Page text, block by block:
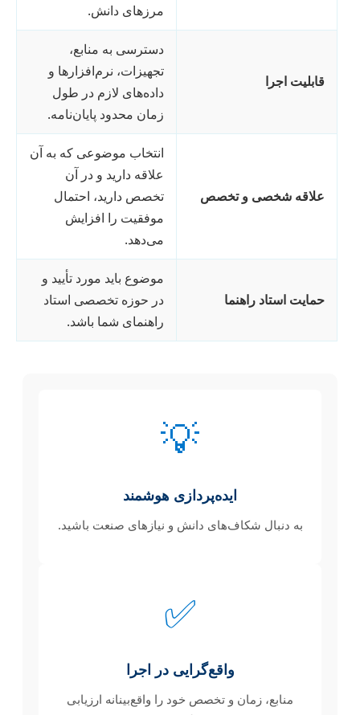
مرزهای دانش.
قابلیت اجرا
دسترسی به منابع،
تجهیزات، نرم‌افزارها و
داده‌های لازم در طول
زمان محدود پایان‌نامه.
علاقه شخصی و تخصص
انتخاب موضوعی که به آن
علاقه دارید و در آن
تخصص دارید، احتمال
موفقیت را افزایش
می‌دهد.
حمایت استاد راهنما
موضوع باید مورد تأیید و
در حوزه تخصصی استاد
راهنمای شما باشد.
💡
ایده‌پردازی هوشمند
به دنبال شکاف‌های دانش و نیازهای صنعت باشید.
✅
واقع‌گرایی در اجرا
منابع، زمان و تخصص خود را واقع‌بینانه ارزیابی